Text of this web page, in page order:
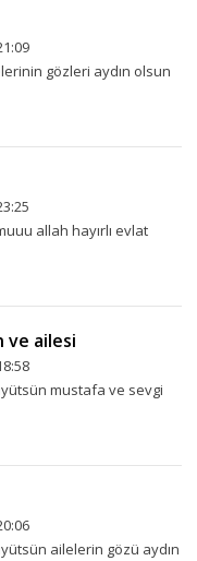
gözleri aydın olsun
allah hayırlı evlat
ve ailesi
mustafa ve sevgi
ailelerin gözü aydın